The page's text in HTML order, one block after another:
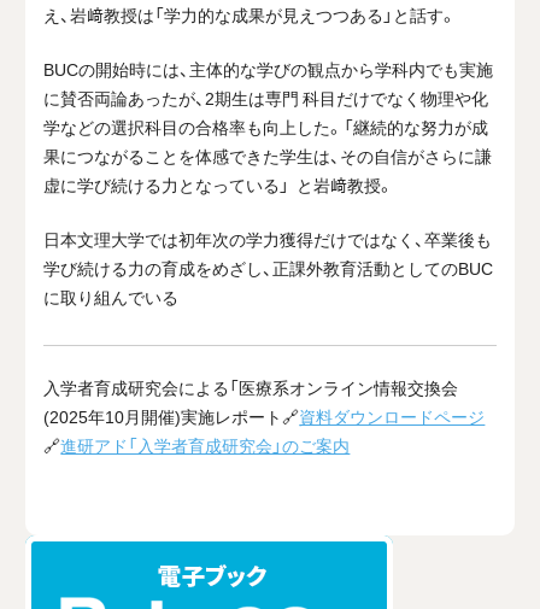
え、岩﨑教授は「学力的な成果が見えつつある」と話す。
BUCの開始時には、主体的な学びの観点から学科内でも実施
に賛否両論あったが、2期生は専門 科目だけでなく物理や化
学などの選択科目の合格率も向上した。「継続的な努力が成
果につながることを体感できた学生は、その自信がさらに謙
虚に学び続ける力となっている」 と岩﨑教授。
日本文理大学では初年次の学力獲得だけではなく、卒業後も
学び続ける力の育成をめざし、正課外教育活動としてのBUC
に取り組んでいる
入学者育成研究会による「医療系オンライン情報交換会
(2025年10月開催)実施レポート🔗資料ダウンロードページ
🔗進研アド「入学者育成研究会」のご案内